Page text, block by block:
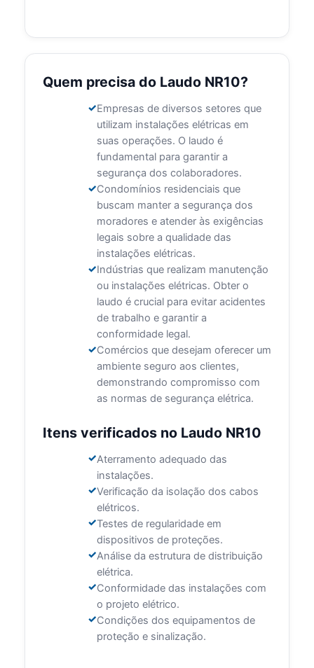
Quem precisa do Laudo NR10?
Empresas de diversos setores que
utilizam instalações elétricas em
suas operações. O laudo é
fundamental para garantir a
segurança dos colaboradores.
Condomínios residenciais que
buscam manter a segurança dos
moradores e atender às exigências
legais sobre a qualidade das
instalações elétricas.
Indústrias que realizam manutenção
ou instalações elétricas. Obter o
laudo é crucial para evitar acidentes
de trabalho e garantir a
conformidade legal.
Comércios que desejam oferecer um
ambiente seguro aos clientes,
demonstrando compromisso com
as normas de segurança elétrica.
Itens verificados no Laudo NR10
Aterramento adequado das
instalações.
Verificação da isolação dos cabos
elétricos.
Testes de regularidade em
dispositivos de proteções.
Análise da estrutura de distribuição
elétrica.
Conformidade das instalações com
o projeto elétrico.
Condições dos equipamentos de
proteção e sinalização.